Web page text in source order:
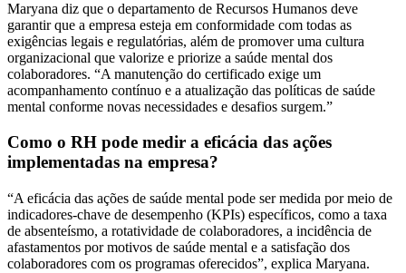
Maryana diz que o departamento de Recursos Humanos deve
garantir que a empresa esteja em conformidade com todas as
exigências legais e regulatórias, além de promover uma cultura
organizacional que valorize e priorize a saúde mental dos
colaboradores. “A manutenção do certificado exige um
acompanhamento contínuo e a atualização das políticas de saúde
mental conforme novas necessidades e desafios surgem.”
Como o RH pode medir a eficácia das ações
implementadas na empresa?
“A eficácia das ações de saúde mental pode ser medida por meio de
indicadores-chave de desempenho (KPIs) específicos, como a taxa
de absenteísmo, a rotatividade de colaboradores, a incidência de
afastamentos por motivos de saúde mental e a satisfação dos
colaboradores com os programas oferecidos”, explica Maryana.